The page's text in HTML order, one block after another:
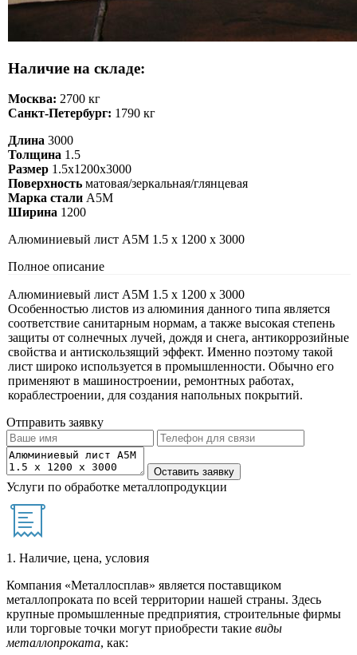
Наличие на складе:
Москва: 2700 кг
Санкт-Петербург: 1790 кг
Длина 3000
Толщина 1.5
Размер 1.5х1200х3000
Поверхность матовая/зеркальная/глянцевая
Марка стали А5М
Ширина 1200
Алюминиевый лист А5М 1.5 х 1200 х 3000
Полное описание
Алюминиевый лист А5М 1.5 х 1200 х 3000
Особенностью листов из алюминия данного типа является
соответствие санитарным нормам, а также высокая степень
защиты от солнечных лучей, дождя и снега, антикоррозийные
свойства и антискользящий эффект. Именно поэтому такой
лист широко используется в промышленности. Обычно его
применяют в машиностроении, ремонтных работах,
кораблестроении, для создания напольных покрытий.
Отправить заявку
Услуги по обработке металлопродукции
1. Наличие, цена, условия
Компания «Металлосплав» является поставщиком
металлопроката по всей территории нашей страны. Здесь
крупные промышленные предприятия, строительные фирмы
или торговые точки могут приобрести такие виды
металлопроката, как: